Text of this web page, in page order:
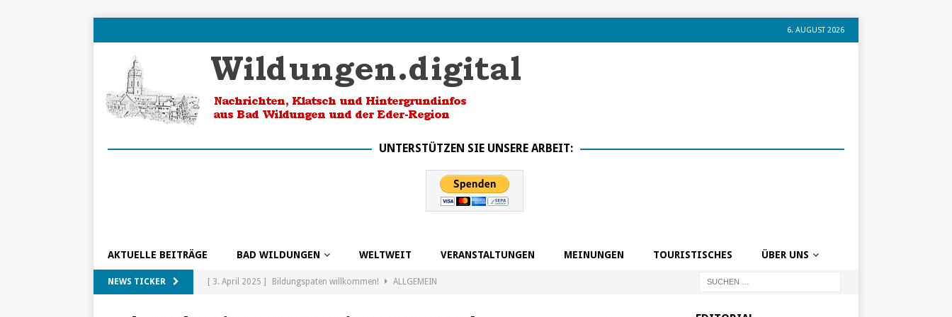
6. AUGUST 2026
UNTERSTÜTZEN SIE UNSERE ARBEIT:
AKTUELLE BEITRÄGE BAD WILDUNGEN WELTWEIT VERANSTALTUNGEN MEINUNGEN TOURISTISCHES ÜBER UNS
NEWS TICKER [ 3. April 2025 ] Bildungspaten willkommen! ALLGEMEIN